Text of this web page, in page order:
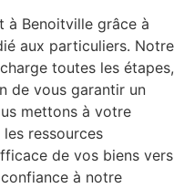
à Benoitville grâce à
aux particuliers. Notre
toutes les étapes,
de vous garantir un
mettons à votre
ressources
de vos biens vers
à notre